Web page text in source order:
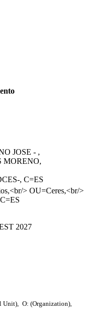
JOSE - ,
MORENO,
, C=ES
> OU=Ceres,<br/>
2027
Unit),
O: (Organization),